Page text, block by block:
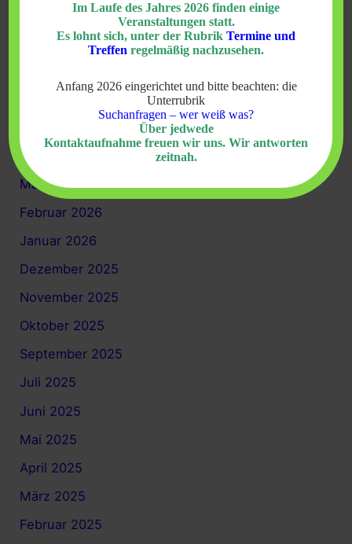
Archiv
April 2026
März 2026
Februar 2026
Januar 2026
Dezember 2025
November 2025
Oktober 2025
September 2025
Juli 2025
Juni 2025
Mai 2025
April 2025
März 2025
Februar 2025
Im Laufe des Jahres 2026 finden einige
Veranstaltungen statt.
Es lohnt sich, unter der Rubrik Termine und
Treffen regelmäßig nachzusehen.
Anfang 2026 eingerichtet und bitte beachten: die
Unterrubrik
Suchanfragen – wer weiß was?
Über jedwede
Kontaktaufnahme freuen wir uns. Wir antworten
zeitnah.